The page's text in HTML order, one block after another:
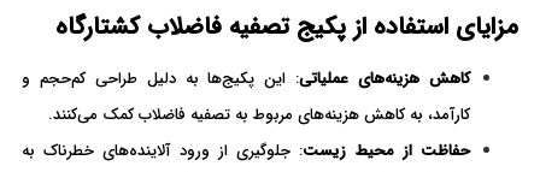
مزایای استفاده از پکیج تصفیه فاضلاب کشتارگاه
کاهش هزینه‌های عملیاتی: این پکیج‌ها به دلیل طراحی کم‌حجم و
کارآمد، به کاهش هزینه‌های مربوط به تصفیه فاضلاب کمک می‌کنند.
حفاظت از محیط زیست: جلوگیری از ورود آلاینده‌های خطرناک به